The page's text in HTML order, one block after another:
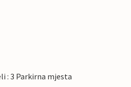
: 3 Parkirna mjesta